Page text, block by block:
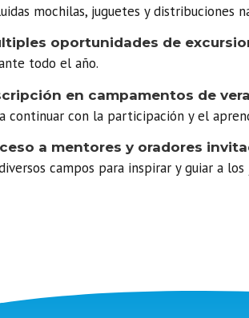
mochilas, juguetes y distribuciones
oportunidades de
todo el año.
en campamentos de
continuar con la participación y el
a mentores y oradores
campos para inspirar y guiar a los